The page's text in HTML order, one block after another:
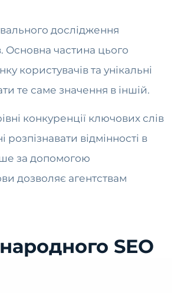
дослідження
частина цього
користувачів та унікальні
те саме значення в іншій.
конкуренції ключових слів
відмінності в
за допомогою
дозволяє агентствам
SEO